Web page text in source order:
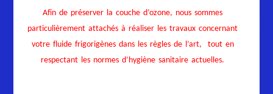
Afin de préserver la couche d’ozone, nous sommes
particulièrement attachés à réaliser les travaux concernant
votre fluide frigorigènes dans les règles de l’art, tout en
respectant les normes d’hygiène sanitaire actuelles.